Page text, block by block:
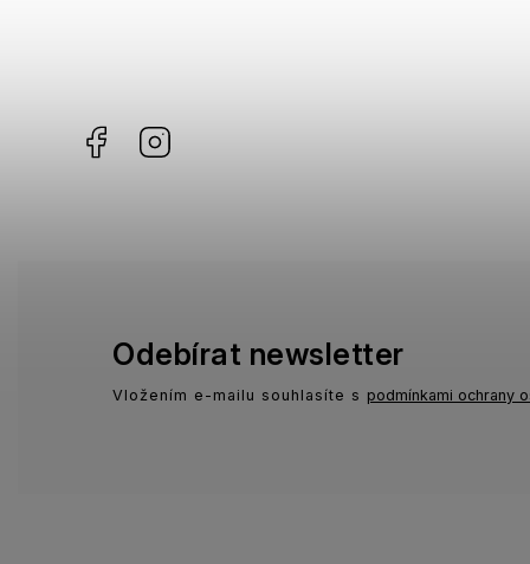
Facebook
Odebírat newsletter
Vložením e-mailu souhlasíte s podmínkami ochrany